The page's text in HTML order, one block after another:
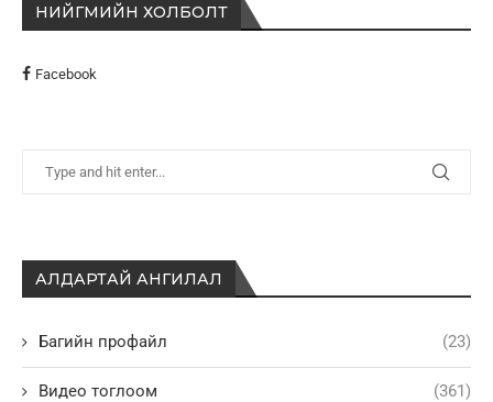
НИЙГМИЙН ХОЛБОЛТ
Facebook
АЛДАРТАЙ АНГИЛАЛ
Багийн профайл (23)
Видео тоглоом (361)